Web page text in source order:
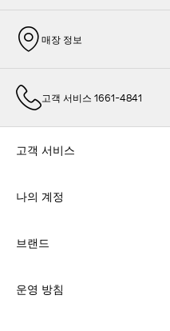
매장 정보
고객 서비스 1661-4841
고객 서비스
나의 계정
브랜드
운영 방침